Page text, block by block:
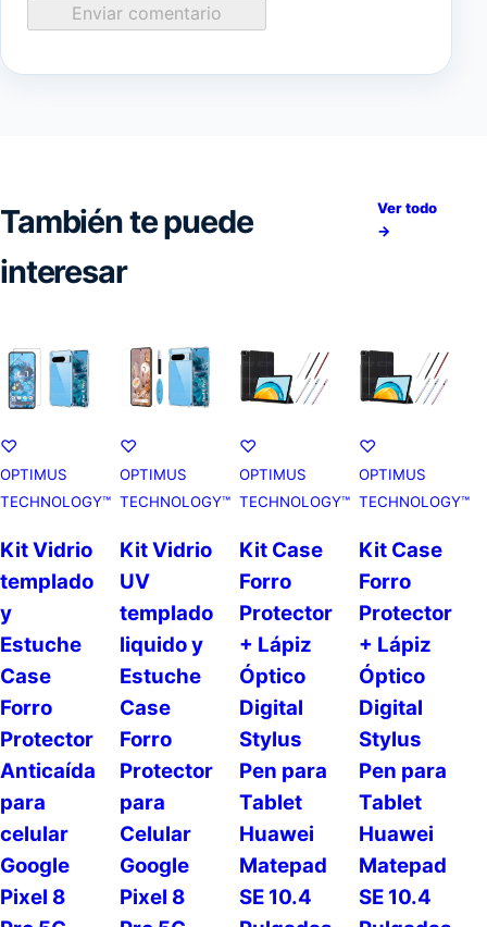
Enviar comentario
También te puede
interesar
Ver todo
→
♡
OPTIMUS
TECHNOLOGY™
Kit Vidrio
templado
y
Estuche
Case
Forro
Protector
Anticaída
para
celular
Google
Pixel 8
♡
OPTIMUS
TECHNOLOGY™
Kit Vidrio
UV
templado
liquido y
Estuche
Case
Forro
Protector
para
Celular
Google
Pixel 8
♡
OPTIMUS
TECHNOLOGY™
Kit Case
Forro
Protector
+ Lápiz
Óptico
Digital
Stylus
Pen para
Tablet
Huawei
Matepad
SE 10.4
♡
OPTIMUS
TECHNOLOGY™
Kit Case
Forro
Protector
+ Lápiz
Óptico
Digital
Stylus
Pen para
Tablet
Huawei
Matepad
SE 10.4